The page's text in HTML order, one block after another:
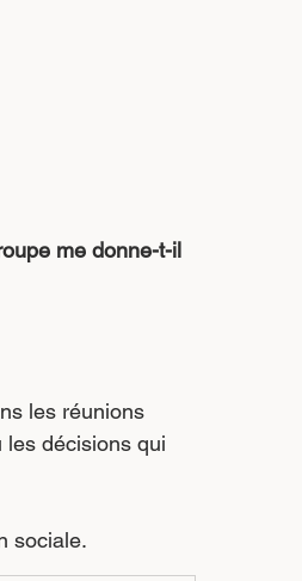
me donne-t-il
les réunions
décisions qui
sociale.